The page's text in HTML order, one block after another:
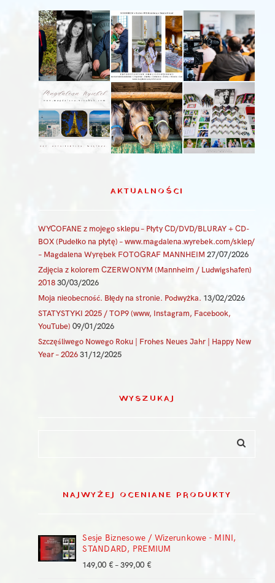
AKTUALNOŚCI
WYCOFANE z mojego sklepu – Płyty CD/DVD/BLURAY + CD-
BOX (Pudełko na płytę) – www.magdalena.wyrebek.com/sklep/
– Magdalena Wyrębek FOTOGRAF MANNHEIM 27/07/2026
Zdjęcia z kolorem CZERWONYM (Mannheim / Ludwigshafen)
2018 30/03/2026
Moja nieobecność. Błędy na stronie. Podwyżka. 13/02/2026
STATYSTYKI 2025 / TOP9 (www, Instagram, Facebook,
YouTube) 09/01/2026
Szczęśliwego Nowego Roku | Frohes Neues Jahr | Happy New
Year – 2026 31/12/2025
WYSZUKAJ
NAJWYŻEJ OCENIANE PRODUKTY
Sesje Biznesowe / Wizerunkowe - MINI,
STANDARD, PREMIUM
149,00 € – 399,00 €